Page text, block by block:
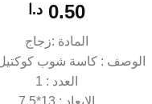
0.50 د.ا
المادة :زجاج
الوصف : كاسة شوب
العدد : 1